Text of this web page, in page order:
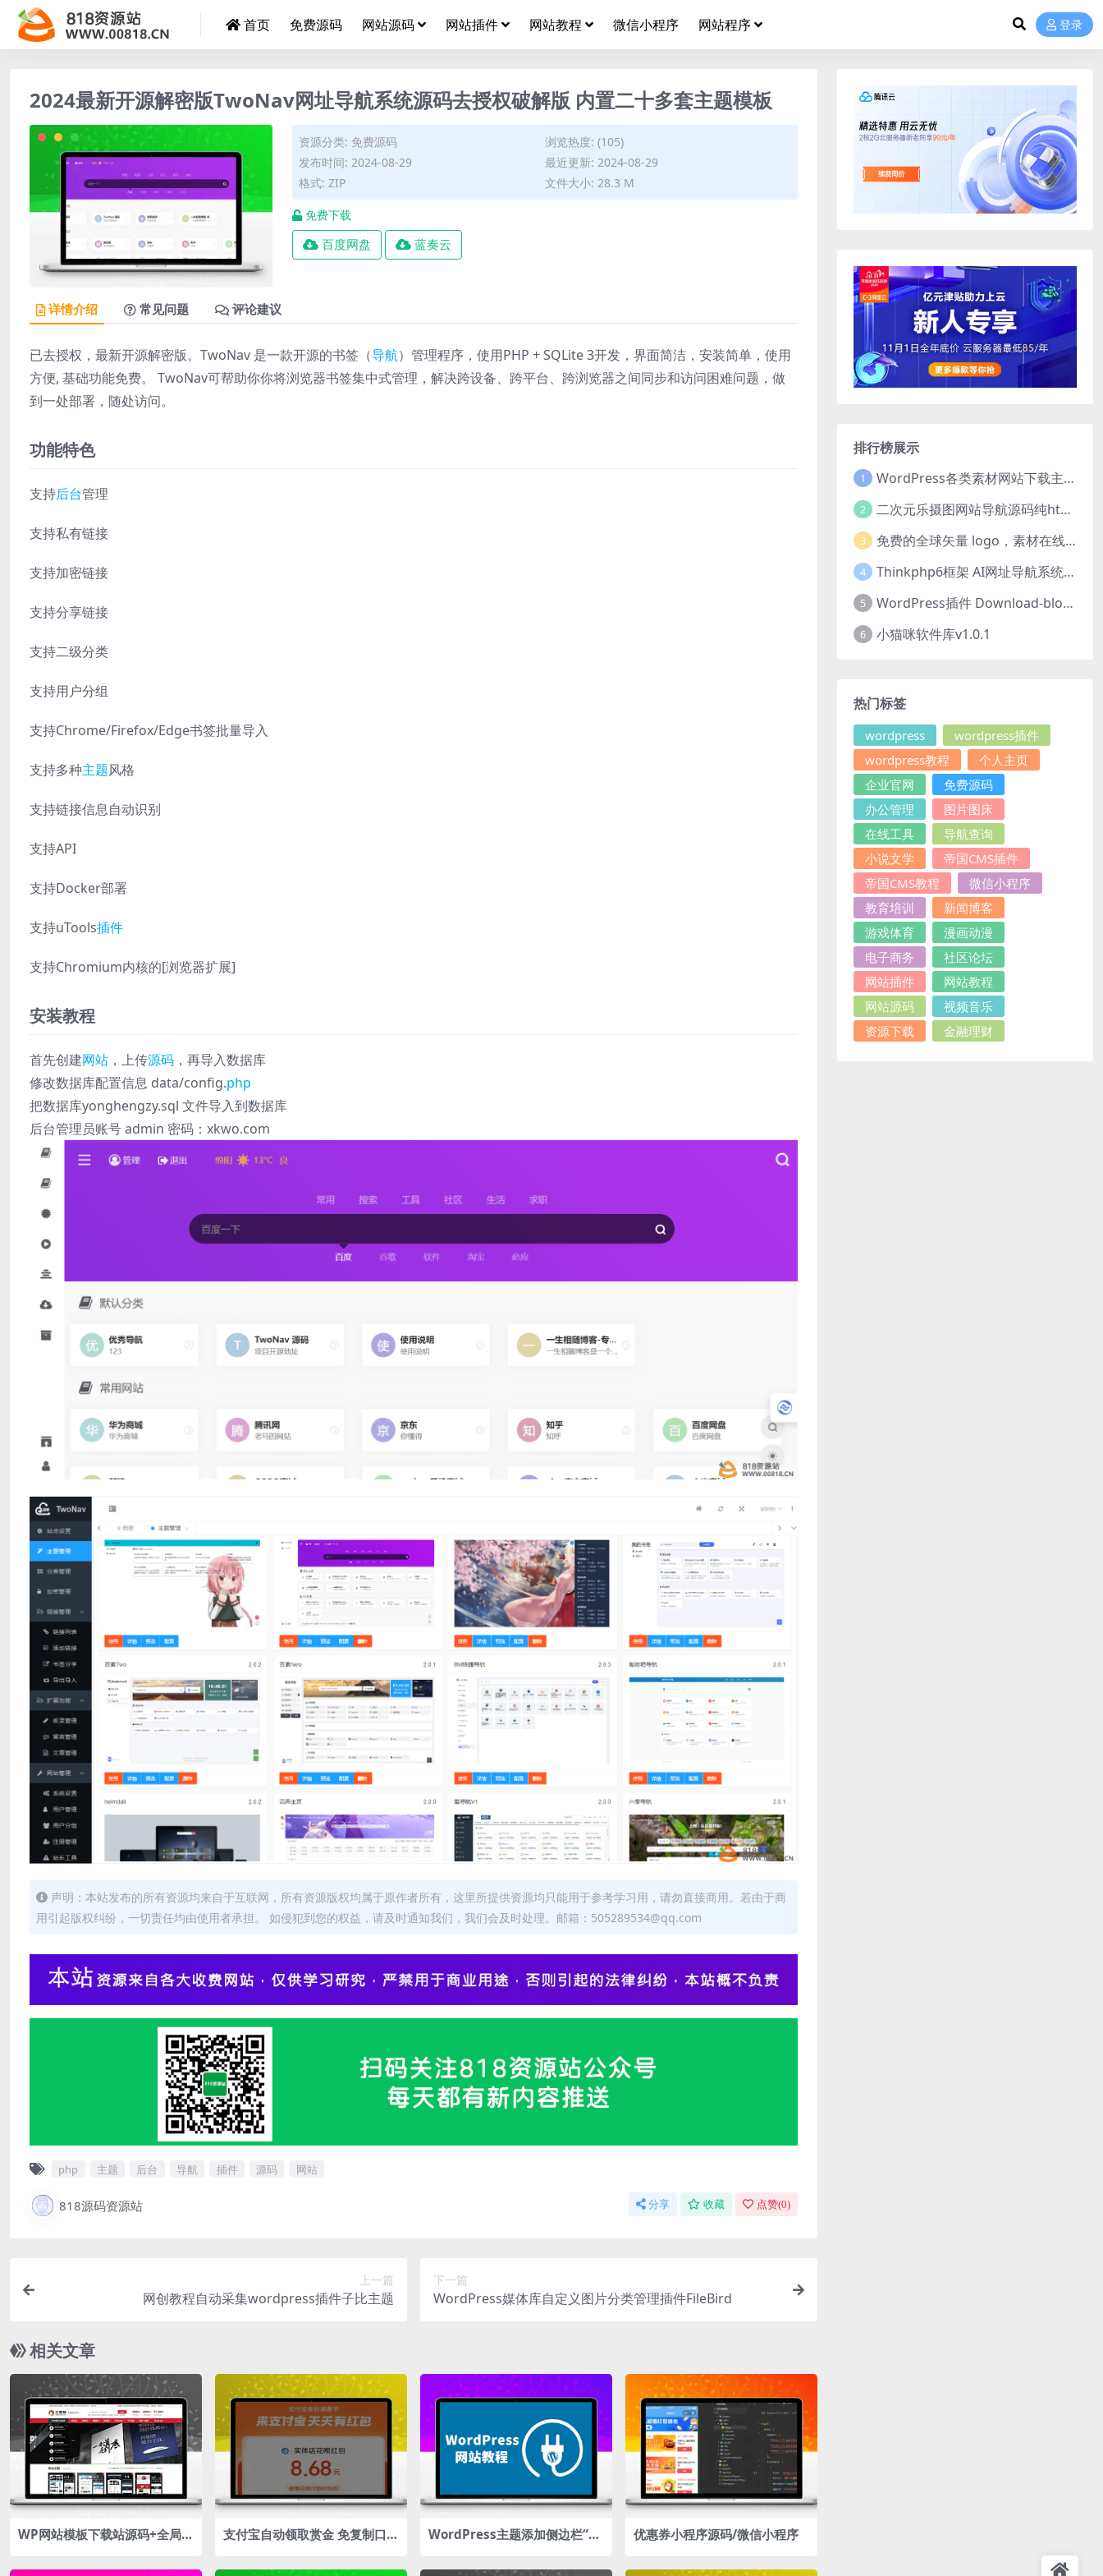
首页 免费源码 网站源码 网站插件 网站教程 微信小程序 网站程序 登录
2024最新开源解密版TwoNav网址导航系统源码去授权破解版 内置二十多套主题模板
资源分类: 免费源码
浏览热度: (105)
发布时间: 2024-08-29
最近更新: 2024-08-29
格式: ZIP
文件大小: 28.3 M
免费下载
百度网盘 蓝奏云
详情介绍 常见问题 评论建议
已去授权，最新开源解密版。TwoNav 是一款开源的书签（导航）管理程序，使用PHP + SQLite 3开发，界面简洁，安装简单，使用
方便, 基础功能免费。 TwoNav可帮助你你将浏览器书签集中式管理，解决跨设备、跨平台、跨浏览器之间同步和访问困难问题，做
到一处部署，随处访问。
功能特色
支持后台管理
支持私有链接
支持加密链接
支持分享链接
支持二级分类
支持用户分组
支持Chrome/Firefox/Edge书签批量导入
支持多种主题风格
支持链接信息自动识别
支持API
支持Docker部署
支持uTools插件
支持Chromium内核的[浏览器扩展]
安装教程
首先创建网站 ，上传源码 ，再导入数据库
修改数据库配置信息 data/config.php
把数据库yonghengzy.sql 文件导入到数据库
后台管理员账号 admin 密码：xkwo.com
声明：本站发布的所有资源均来自于互联网，所有资源版权均属于原作者所有，这里所提供资源均只能用于参考学习用，请勿直接商用。若由于商
用引起版权纠纷，一切责任均由使用者承担。 如侵犯到您的权益，请及时通知我们，我们会及时处理。邮箱：505289534@qq.com
php 主题 后台 导航 插件 源码 网站
818源码资源站 分享 收藏 点赞(0)
上一篇
网创教程自动采集wordpress插件子比主题
下一篇
WordPress媒体库自定义图片分类管理插件FileBird
相关文章
WP网站模板下载站源码+全局S
支付宝自动领取赏金 免复制口令
WordPress主题添加侧边栏“旗
优惠券小程序源码/微信小程序
排行榜展示
1 WordPress各类素材网站下载主题 CeoDocs v3.6 去授权版
2 二次元乐摄图网站导航源码纯html源码分享
3 免费的全球矢量 logo，素材在线下载网站hdlogo.com
4 Thinkphp6框架 AI网址导航系统源码
5 WordPress插件 Download-block-plugin下载按钮图标美化
6 小猫咪软件库v1.0.1
热门标签
wordpress
wordpress插件
wordpress教程
个人主页
企业官网
免费源码
办公管理
图片图床
在线工具
导航查询
小说文学
帝国CMS插件
帝国CMS教程
微信小程序
教育培训
新闻博客
游戏体育
漫画动漫
电子商务
社区论坛
网站插件
网站教程
网站源码
视频音乐
资源下载
金融理财